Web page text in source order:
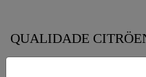
QUALIDADE